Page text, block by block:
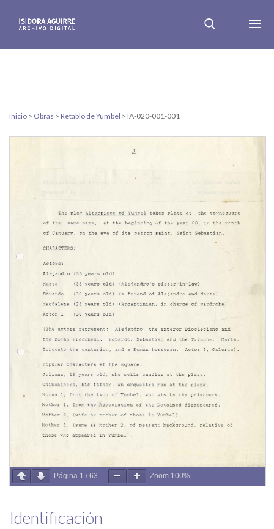
Inicio > Obras > Retablo de Yumbel > IA-020-001-001
Página 1 / 63 Zoom 100%
Identificación